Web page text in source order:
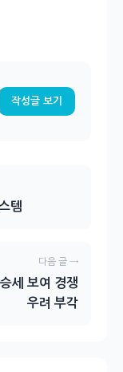
작성글 보기
템
다음 글 →
세 보여 경쟁
우려 부각